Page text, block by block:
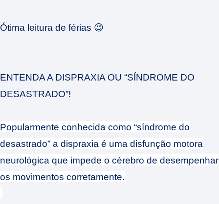
Ótima leitura de férias 😉
ENTENDA A DISPRAXIA OU “SÍNDROME DO
DESASTRADO”!
Popularmente conhecida como “síndrome do
desastrado” a dispraxia é uma disfunção motora
neurológica que impede o cérebro de desempenhar
os movimentos corretamente.